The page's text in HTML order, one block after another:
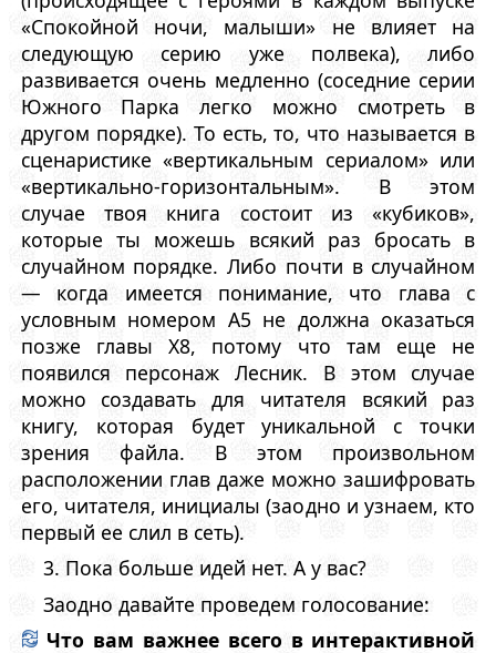
«Спокойной ночи, малыши» не влияет на
следующую серию уже полвека), либо
развивается очень медленно (соседние серии
Южного Парка легко можно смотреть в
другом порядке). То есть, то, что называется в
сценаристике «вертикальным сериалом» или
«вертикально-горизонтальным». В этом
случае твоя книга состоит из «кубиков»,
которые ты можешь всякий раз бросать в
случайном порядке. Либо почти в случайном
— когда имеется понимание, что глава с
условным номером A5 не должна оказаться
позже главы X8, потому что там еще не
появился персонаж Лесник. В этом случае
можно создавать для читателя всякий раз
книгу, которая будет уникальной с точки
зрения файла. В этом произвольном
расположении глав даже можно зашифровать
его, читателя, инициалы (заодно и узнаем, кто
первый ее слил в сеть).
3. Пока больше идей нет. А у вас?
Заодно давайте проведем голосование:
Что вам важнее всего в интерактивной